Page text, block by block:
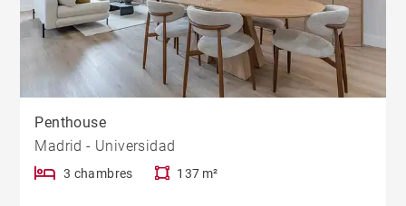
Penthouse
Madrid - Universidad
3 chambres 137 m²